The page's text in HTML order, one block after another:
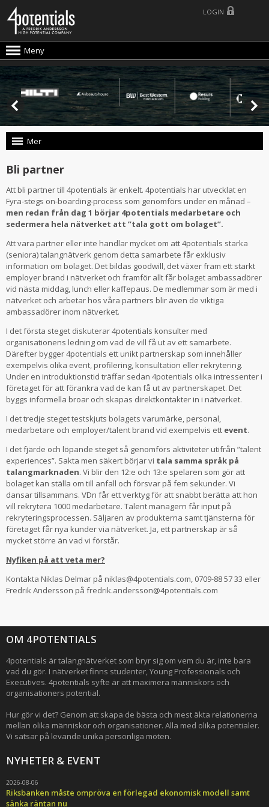
Meny
LOGIN
Mer
Bli partner
Att bli partner till 4potentials är enkelt. 4potentials har utvecklat en
Fyra-stegs on-boarding-process som genomförs under en månad –
men redan från dag 1 börjar 4potentials medarbetare och
sedermera hela nätverket att ”tala gott om bolaget”.
Att vara partner eller inte handlar mycket om att 4potentials starka
(seniora) talangnätverk genom detta samarbete får exklusiv
information om bolaget. Det bildas goodwill, det växer fram ett starkt
employer brand i nätverket och framför allt får bolaget ambassadörer
vid nästa middag, lunch eller kaffepaus. De medlemmar som är med i
nätverket och arbetar hos våra partners blir även de viktiga
ambassadörer inom nätverket.
I det första steget diskuterar 4potentials konsulter med
organisationens ledning om vad de vill få ut av ett samarbete.
Därefter bygger 4potentials ett unikt partnerskap som innehåller
exempelvis olika event, profilering, konsultation eller rekrytering.
Under en introduktionstid träffar sedan 4potentials olika intressenter i
företaget för att förankra vad de kan få ut av partnerskapet. Det
byggs informella broar och skapas direktkontakter in i nätverket.
I det tredje steget testskjuts bolagets varumärke, personal,
medarbetare och employer/talent brand vid exempelvis ett event.
I det fjärde och löpande steget så genomförs aktiviteter utifrån ”talent
experiences”. Sakta men säkert börjar vi tala samma språk på
talangmarknaden. Vi blir den 12:e och 13:e spelaren som gör att
bolaget kan ställa om till anfall och försvar på fem sekunder. Vi
dansar tillsammans. VDn får ett verktyg för att snabbt berätta att hon
vill rekrytera 1000 medarbetare. Talent managern får input på
rekryteringsprocessen. Säljaren av produkterna samt tjänsterna för
företaget får nya kunder via nätverket. Ja, ett partnerskap är så
mycket större än vad vi förstår.
Nyfiken på att veta mer?
Kontakta Niklas Delmar på niklas@4potentials.com, 0709-88 57 33 eller
Fredrik Andersson på fredrik.andersson@4potentials.com
OM 4POTENTIALS
4potentials är talangnätverket som bryr sig om vem du är, inte bara
vad du gör. I nätverket finns studenter, Young Professionals och
Executives. 4potentials syfte är att maximera människors och
organisationers potential.
Hur gör vi det? Genom att skapa de bästa och mest äkta relationerna
mellan olika människor och organisationer. Alla med olika potentialer.
Vi satsar på levande unika personliga möten.
NYHETER & EVENT
2026-08-06
Riksbanken måste ompröva en förlegad ekonomisk modell samt
sänka räntan nu